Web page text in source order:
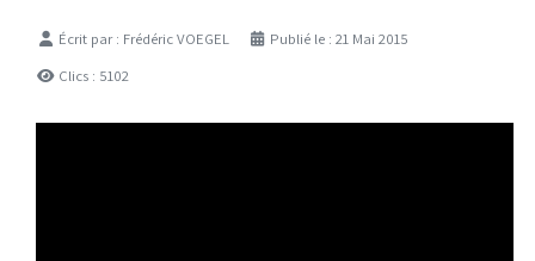
DétailsÉcrit par : Frédéric VOEGEL
Publié le : 21 Mai 2015
Clics : 5102